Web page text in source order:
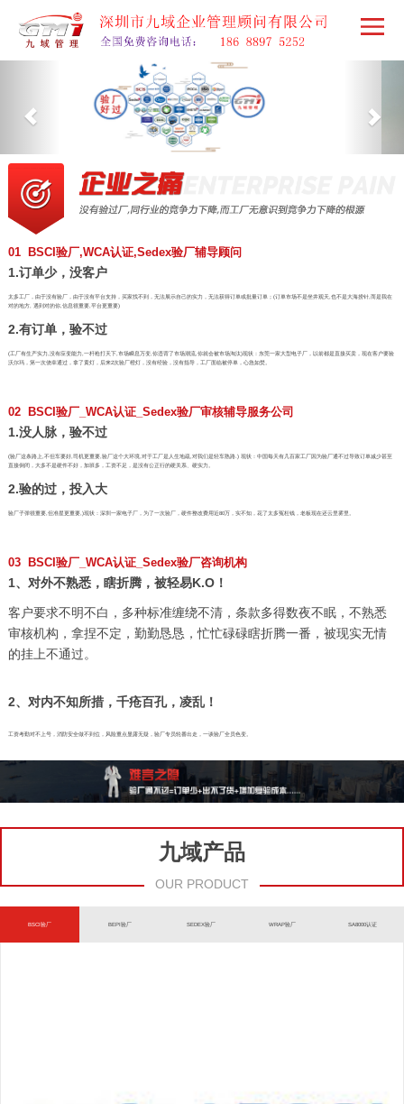
01 BSCI验厂,WCA认证,Sedex验厂辅导顾问
1.订单少，没客户
太多工厂，由于没有验厂，由于没有平台支持，买家找不到，无法展示自己的实力，无法获得订单或批量订单；(订单市场不是坐井观天,也不是大海捞针,而是我在
对的地方, 遇到对的你,信息很重要,平台更重要)
2.有订单，验不过
(工厂有生产实力,没有应变能力,一杆枪打天下,市场瞬息万变,你违背了市场潮流,你就会被市场淘汰)现状：东莞一家大型电子厂，以前都是直接买卖，现在客户要验
沃尔玛，第一次侥幸通过，拿了黄灯，后来2次验厂橙灯，没有经验，没有指导，工厂面临被停单，心急如焚。
02 BSCI验厂_WCA认证_Sedex验厂审核辅导服务公司
1.没人脉，验不过
(验厂这条路上,不但车要好,司机更重要,验厂这个大环境,对于工厂是人生地疏,对我们是轻车熟路.) 现状：中国每天有几百家工厂因为验厂通不过导致订单减少甚至
直接倒闭，大多不是硬件不好，加班多，工资不足，是没有公正行的硬关系、硬实力。
2.验的过，投入大
验厂子弹很重要,但准星更重要,)现状：深圳一家电子厂，为了一次验厂，硬件整改费用近80万，实不知，花了太多冤枉钱，老板现在还云里雾里。
03 BSCI验厂_WCA认证_Sedex验厂咨询机构
1、对外不熟悉，瞎折腾，被轻易K.O！
客户要求不明不白，多种标准缠绕不清，条款多得数夜不眠，不熟悉
审核机构，拿捏不定，勤勤恳恳，忙忙碌碌瞎折腾一番，被现实无情
的挂上不通过。
2、对内不知所措，千疮百孔，凌乱！
工资考勤对不上号，消防安全做不到位，风险重点显露无疑，验厂专员轮番出走，一谈验厂全员色变。
九域产品
OUR PRODUCT
BSCI验厂 BEPI验厂 SEDEX验厂 WRAP验厂 SA8000认证